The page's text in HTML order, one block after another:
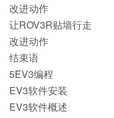
改进动作
让ROV3R贴墙行走
改进动作
结束语
5EV3编程
EV3软件安装
EV3软件概述